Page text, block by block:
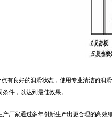
点有良好的润滑状态，使用专业清洁的润
件，以达到最佳效果。
产厂家通过多年创新生产出更合理的高效